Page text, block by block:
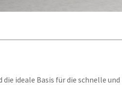
ideale Basis für die schnelle